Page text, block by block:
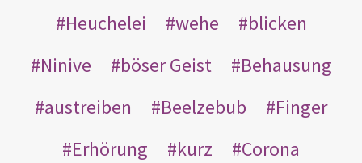
Heuchelei
wehe
blicken
Ninive
böser Geist
Behausung
austreiben
Beelzebub
Finger
Erhörung
kurz
Corona